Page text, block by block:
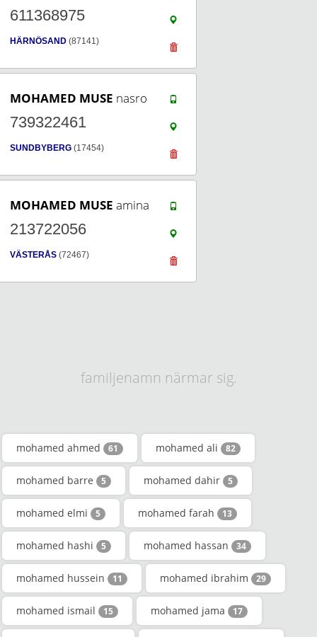
611368975
HÄRNÖSAND (87141)
MOHAMED MUSE nasro
739322461
SUNDBYBERG (17454)
MOHAMED MUSE amina
213722056
VÄSTERÅS (72467)
familjenamn närmar sig.
mohamed ahmed 61 mohamed ali 82
mohamed barre 5 mohamed dahir 5
mohamed elmi 5 mohamed farah 13
mohamed hashi 5 mohamed hassan 34
mohamed hussein 11 mohamed ibrahim 29
mohamed ismail 15 mohamed jama 17